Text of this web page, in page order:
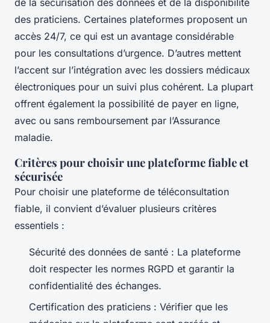
de la sécurisation des données et de la disponibilité
des praticiens. Certaines plateformes proposent un
accès 24/7, ce qui est un avantage considérable
pour les consultations d’urgence. D’autres mettent
l’accent sur l’intégration avec les dossiers médicaux
électroniques pour un suivi plus cohérent. La plupart
offrent également la possibilité de payer en ligne,
avec ou sans remboursement par l’Assurance
maladie.
Critères pour choisir une plateforme fiable et
sécurisée
Pour choisir une plateforme de téléconsultation
fiable, il convient d’évaluer plusieurs critères
essentiels :
Sécurité des données de santé : La plateforme
doit respecter les normes RGPD et garantir la
confidentialité des échanges.
Certification des praticiens : Vérifier que les